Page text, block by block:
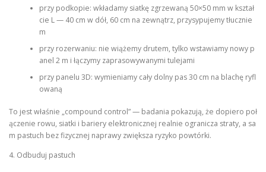
przy podkopie: wkładamy siatkę zgrzewaną 50×50 mm w kształ
cie L — 40 cm w dół, 60 cm na zewnątrz, przysypujemy tłucznie
m
przy rozerwaniu: nie wiążemy drutem, tylko wstawiamy nowy p
anel 2 m i łączymy zaprasowywanymi tulejami
przy panelu 3D: wymieniamy cały dolny pas 30 cm na blachę ryfl
owaną
To jest właśnie „compound control” — badania pokazują, że dopiero poł
ączenie rowu, siatki i bariery elektronicznej realnie ogranicza straty, a sa
m pastuch bez fizycznej naprawy zwiększa ryzyko powtórki.
4. Odbuduj pastuch